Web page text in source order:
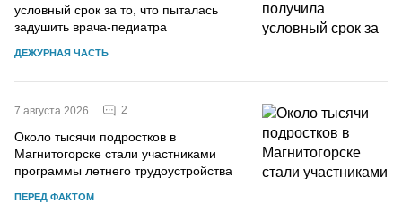
условный срок за то, что пыталась
задушить врача-педиатра
ДЕЖУРНАЯ ЧАСТЬ
7 августа 2026 2
Около тысячи подростков в
Магнитогорске стали участниками
программы летнего трудоустройства
ПЕРЕД ФАКТОМ